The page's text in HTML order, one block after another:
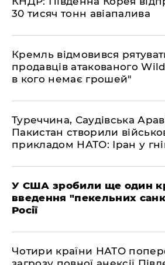
30 тисяч тонн авіапалива
​Кремль відмовився
продавців атакованого
в кого немає грошей"
​Туреччина, Саудівська
Пакистан створили
прикладом НАТО: Іран у
​У США зробили ще один
введення "пекельних
Росії
​Чотири країни НАТО